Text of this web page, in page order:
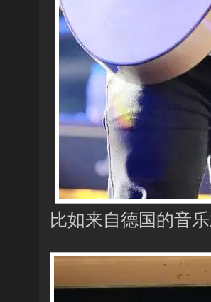
比如来自德国的音